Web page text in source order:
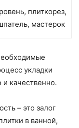
плиткорез,
мастерок
укладки
качественно.
– это залог
в ванной,